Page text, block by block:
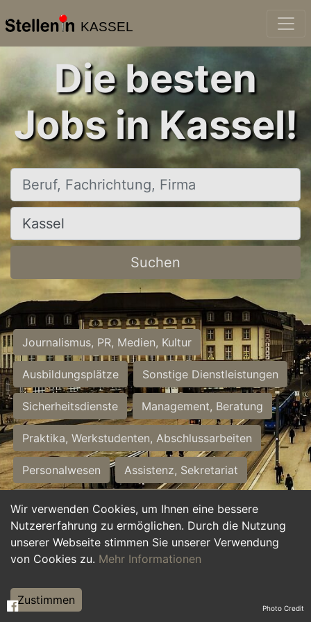
KASSEL
Wir verwenden Cookies, um Ihnen eine bessere
Nutzererfahrung zu ermöglichen. Durch die Nutzung
unserer Webseite stimmen Sie unserer Verwendung
von Cookies zu. Mehr Informationen
Zustimmen
Die besten
Jobs in Kassel!
Beruf, Fachrichtung, Firma
Ort, Stadt
Suchen
Journalismus, PR, Medien, Kultur
Ausbildungsplätze Sonstige Dienstleistungen
Sicherheitsdienste Management, Beratung
Praktika, Werkstudenten, Abschlussarbeiten
Personalwesen Assistenz, Sekretariat
Hilfskräfte, Aushilfs- und Nebenjobs
Einkauf, Logistik, Materialwirtschaft
Weiterbildung, Studium, duale Ausbildung
Tourismus
Photo Credit